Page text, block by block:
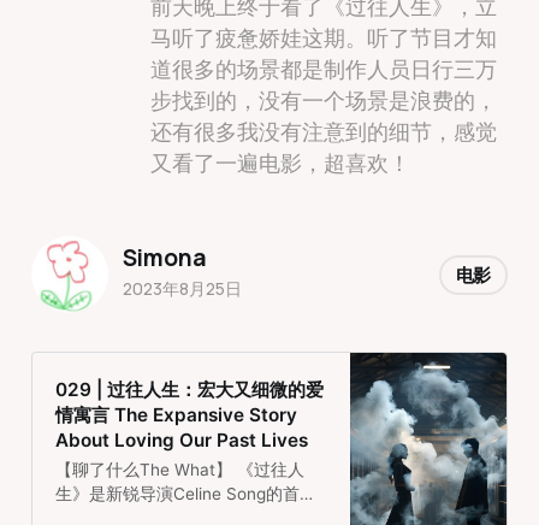
029 | 过往人生：宏大又细微的爱
情寓言 The Expansive Story
About Loving Our Past Lives
【聊了什么The What】 《过往人
生》是新锐导演Celine Song的首部
前天晚上终于看了《过往人生》，立
马听了疲惫娇娃这期。听了节目才知
道很多的场景都是制作人员日行三万
步找到的，没有一个场景是浪费的，
还有很多我没有注意到的细节，感觉
又看了一遍电影，超喜欢！
Simona
2023年8月25日
电影